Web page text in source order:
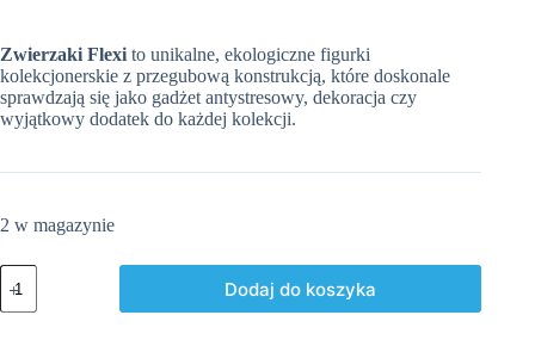
Zwierzaki Flexi to unikalne, ekologiczne figurki
kolekcjonerskie z przegubową konstrukcją, które doskonale
sprawdzają się jako gadżet antystresowy, dekoracja czy
wyjątkowy dodatek do każdej kolekcji.
2 w magazynie
ilość
Baby
Żaba
Dodaj do koszyka